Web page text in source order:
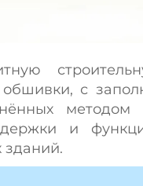
с
методом
и
зданий.